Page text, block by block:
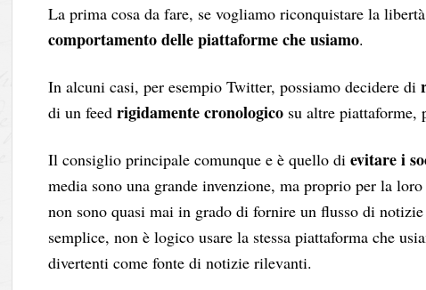
La prima cosa da fare, se vogliamo riconquistare la
comportamento delle piattaforme che usiamo.
In alcuni casi, per esempio Twitter, possiamo decidere di
di un feedrigidamente cronologico su altre piattaforme,
Il consiglio principale comunque e è quello dievitare i
media sono una grande invenzione, ma proprio per la
non sono quasi mai in grado di fornire un flusso di
semplice, non è logico usare la stessa piattaforma che
divertenti come fonte di notizie rilevanti.